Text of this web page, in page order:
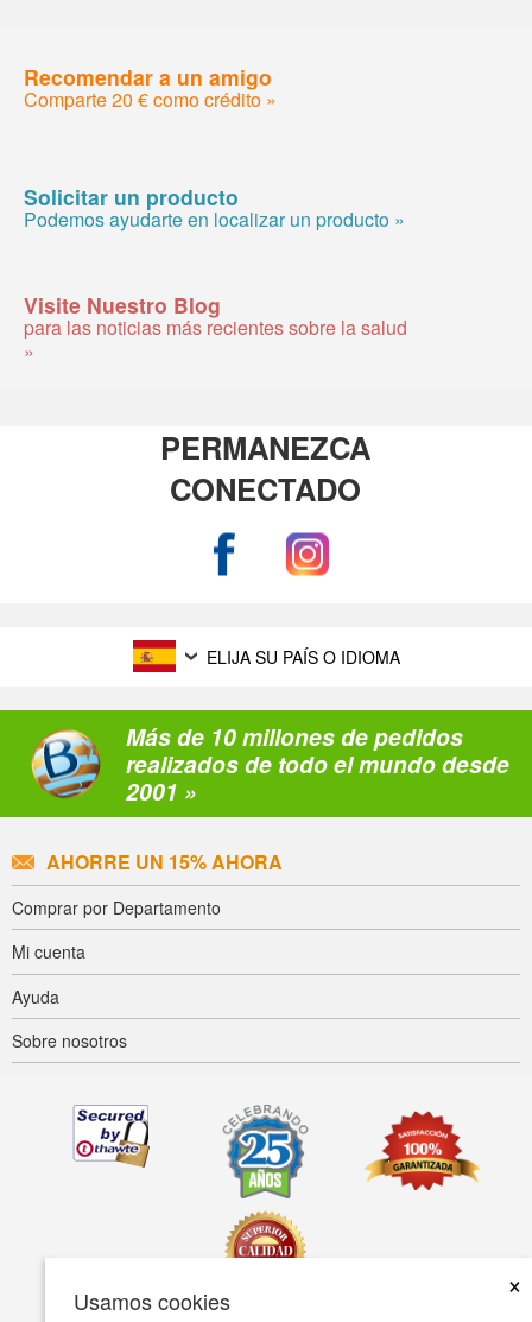
Usamos cookies
×
Recomendar a un amigo
Comparte 20 € como crédito »
Solicitar un producto
Podemos ayudarte en localizar un producto »
Visite Nuestro Blog
para las noticias más recientes sobre la salud
»
PERMANEZCA
CONECTADO
ELIJA SU PAÍS O IDIOMA
Más de 10 millones de pedidos
realizados de todo el mundo desde
2001 »
AHORRE UN 15% AHORA
Comprar por Departamento
Mi cuenta
Ayuda
Sobre nosotros